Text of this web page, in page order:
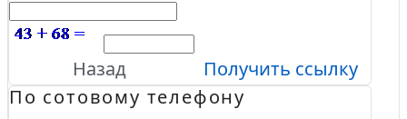
Назад
Получить ссылку
По сотовому телефону